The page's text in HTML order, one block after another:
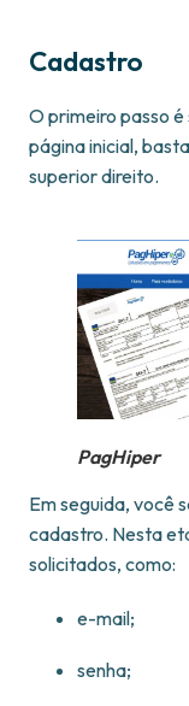
Cadastro
O primeiro passo
página inicial,
superior direito.
PagHiper
Em seguida, você
cadastro. Nesta
solicitados, como:
e-mail;
senha;